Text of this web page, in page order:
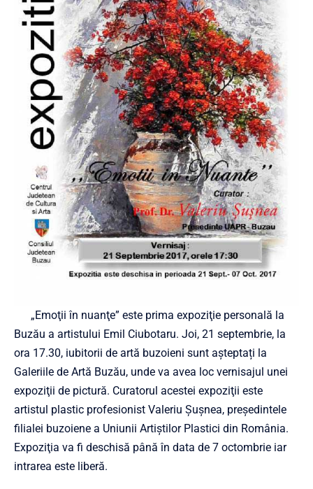
„Emoţii în nuanţe” este prima expoziţie personală la
Buzău a artistului Emil Ciubotaru. Joi, 21 septembrie, la
ora 17.30, iubitorii de artă buzoieni sunt așteptați la
Galeriile de Artă Buzău, unde va avea loc vernisajul unei
expoziţii de pictură. Curatorul acestei expoziţii este
artistul plastic profesionist Valeriu Şuşnea, preşedintele
filialei buzoiene a Uniunii Artiştilor Plastici din România.
Expoziţia va fi deschisă până în data de 7 octombrie iar
intrarea este liberă.